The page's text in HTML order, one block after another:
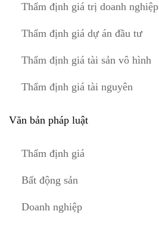
Thẩm định giá trị doanh nghiệp
Thẩm định giá dự án đầu tư
Thẩm định giá tài sản vô hình
Thẩm định giá tài nguyên
Văn bản pháp luật
Thẩm định giá
Bất động sản
Doanh nghiệp